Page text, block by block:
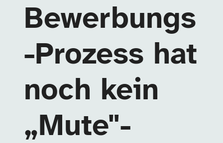
Bewerbungs
-Prozess hat
noch kein
„Mute"-